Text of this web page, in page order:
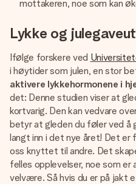
mottakeren, noe som kan
Lykke og
Ifølge forskere ved
i høytider som julen, en stor
aktivere lykkehormonene i
det: Denne studien viser at
kortvarig. Den kan vedvare
betyr at gleden du føler ved å
langt inn i det nye året! Det er
oss knyttet til andre. Det
felles opplevelser, noe som
velvære. Så hvis du er på jakt